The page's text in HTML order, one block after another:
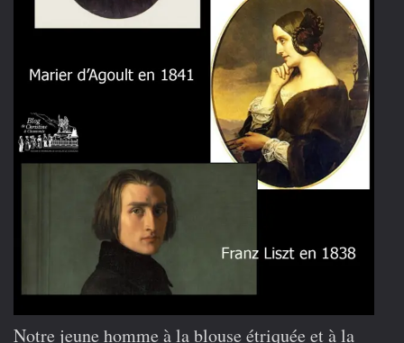
Notre jeune homme à la blouse étriquée et à la